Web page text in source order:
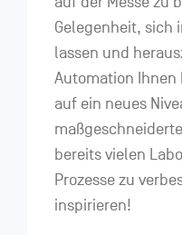
Gelegenheit, sich
lassen und
Automation Ihnen
auf ein neues
bereits vielen
Prozesse zu
inspirieren!